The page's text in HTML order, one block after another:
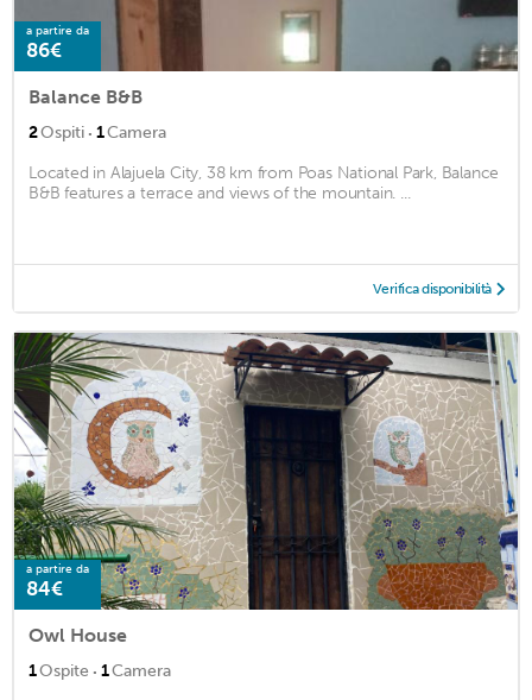
a partire da
86€
Balance B&B
2Ospiti · 1Camera
Located in Alajuela City, 38 km from Poas National Park, Balance
B&B features a terrace and views of the mountain. ...
Verifica disponibilità
a partire da
84€
Owl House
1Ospite · 1Camera